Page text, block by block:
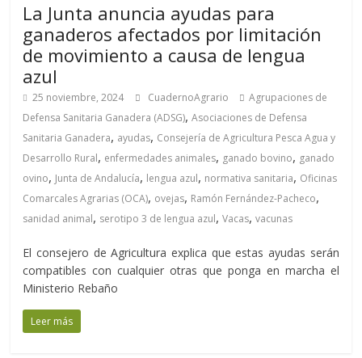
La Junta anuncia ayudas para
ganaderos afectados por limitación
de movimiento a causa de lengua
azul
25 noviembre, 2024 CuadernoAgrario
Agrupaciones de
Defensa Sanitaria Ganadera (ADSG),Asociaciones de Defensa
Sanitaria Ganadera, ayudas, Consejería de Agricultura Pesca Agua y
Desarrollo Rural, enfermedades animales, ganado bovino, ganado
ovino, Junta de Andalucía, lengua azul, normativa sanitaria, Oficinas
Comarcales Agrarias (OCA), ovejas, Ramón Fernández-Pacheco,
sanidad animal, serotipo 3 de lengua azul,Vacas,vacunas
El consejero de Agricultura explica que estas ayudas serán
compatibles con cualquier otras que ponga en marcha el
Ministerio Rebaño
Leer más